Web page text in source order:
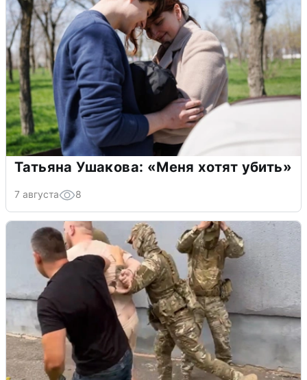
Татьяна Ушакова: «Меня хотят убить»
7 августа 8